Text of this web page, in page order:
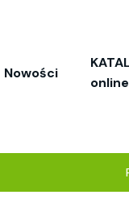
Nowości
online